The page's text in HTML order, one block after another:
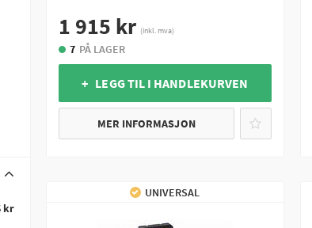
kr
1 915 kr (inkl. mva)
7 PÅ LAGER
+ LEGG TIL I HANDLEKURVEN
MER INFORMASJON
UNIVERSAL